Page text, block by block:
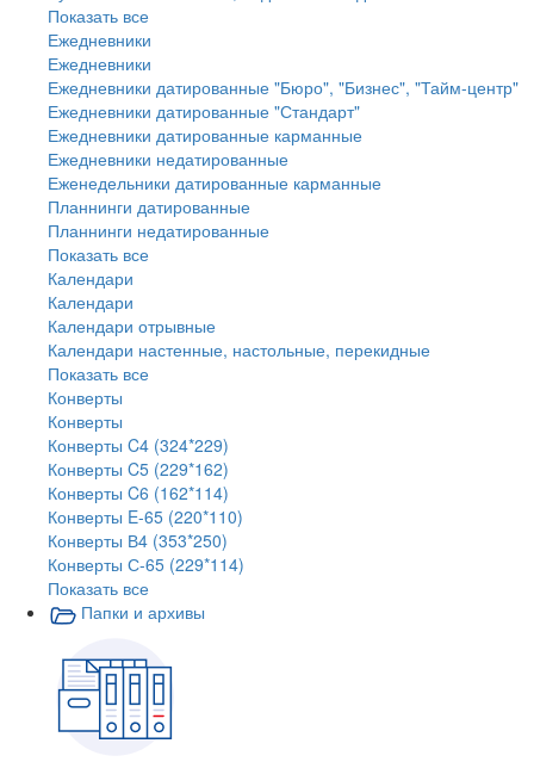
Показать все
Ежедневники
Ежедневники
Ежедневники датированные "Бюро", "Бизнес", "Тайм-центр"
Ежедневники датированные "Стандарт"
Ежедневники датированные карманные
Ежедневники недатированные
Еженедельники датированные карманные
Планнинги датированные
Планнинги недатированные
Показать все
Календари
Календари
Календари отрывные
Календари настенные, настольные, перекидные
Показать все
Конверты
Конверты
Конверты C4 (324*229)
Конверты C5 (229*162)
Конверты C6 (162*114)
Конверты E-65 (220*110)
Конверты В4 (353*250)
Конверты С-65 (229*114)
Показать все
Папки и архивы